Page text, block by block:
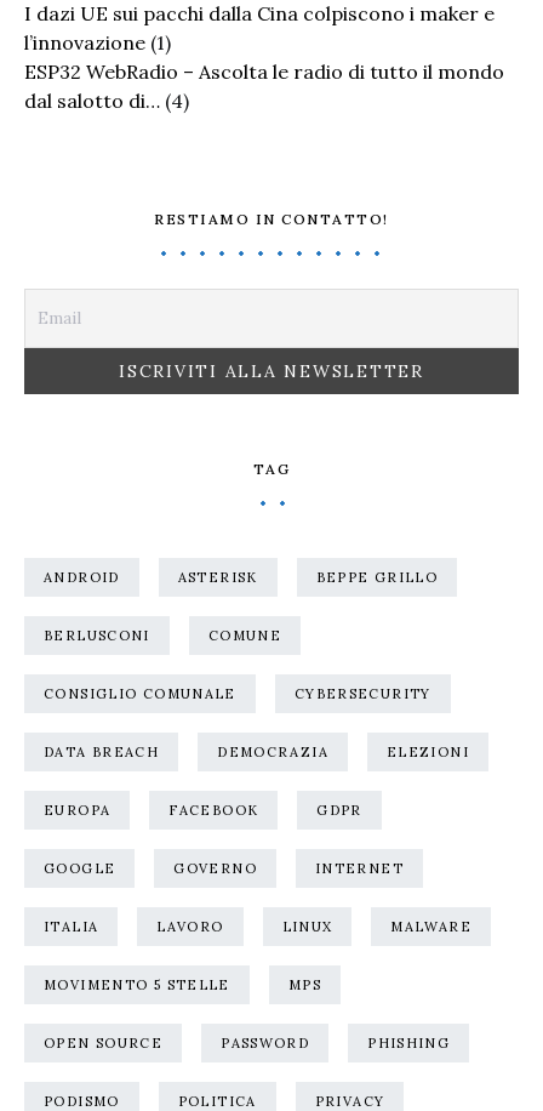
I dazi UE sui pacchi dalla Cina colpiscono i maker e
l’innovazione (1)
ESP32 WebRadio – Ascolta le radio di tutto il mondo
dal salotto di… (4)
RESTIAMO IN CONTATTO!
TAG
ANDROID ASTERISK BEPPE GRILLO
BERLUSCONI COMUNE
CONSIGLIO COMUNALE CYBERSECURITY
DATA BREACH DEMOCRAZIA ELEZIONI
EUROPA FACEBOOK GDPR
GOOGLE GOVERNO INTERNET
ITALIA LAVORO LINUX MALWARE
MOVIMENTO 5 STELLE MPS
OPEN SOURCE PASSWORD PHISHING
PODISMO POLITICA PRIVACY